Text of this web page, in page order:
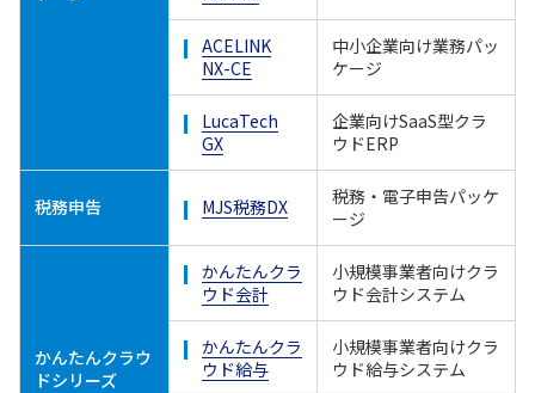
ACELINK
NX-CE
中小企業向け業務パッ
ケージ
LucaTech
GX
企業向けSaaS型クラ
ウドERP
税務申告 MJS税務DX
税務・電子申告パッケ
ージ
かんたんクラウ
ドシリーズ
かんたんクラ
ウド会計
小規模事業者向けクラ
ウド会計システム
かんたんクラ
ウド給与
小規模事業者向けクラ
ウド給与システム